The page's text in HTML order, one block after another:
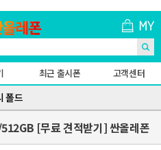
최근 출시폰 고객센터
폴드
[무료 견적받기] 싼올레폰